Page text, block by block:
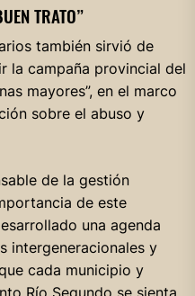
TRATO”
también sirvió de
la campaña provincial del
mayores”, en el marco
sobre el abuso y
de la gestión
de este
una agenda
intergeneracionales y
cada municipio y
Río Segundo se sienta